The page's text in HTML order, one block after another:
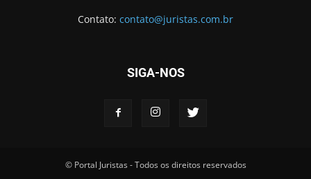
Contato: contato@juristas.com.br
SIGA-NOS
© Portal Juristas - Todos os direitos reservados